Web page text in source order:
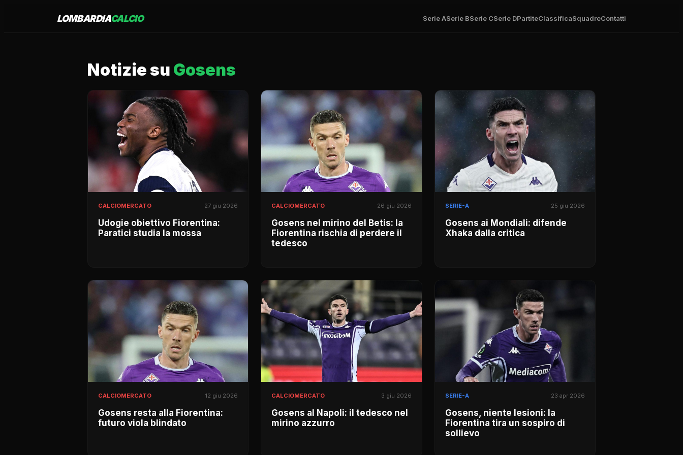
LOMBARDIACALCIO Serie ASerie BSerie CSerie DPartiteClassificaSquadreContatti
Notizie su Gosens
CALCIOMERCATO 27 giu 2026
Udogie obiettivo Fiorentina:
Paratici studia la mossa
CALCIOMERCATO 26 giu 2026
Gosens nel mirino del Betis: la
Fiorentina rischia di perdere il
tedesco
SERIE-A 25 giu 2026
Gosens ai Mondiali: difende
Xhaka dalla critica
CALCIOMERCATO 12 giu 2026
Gosens resta alla Fiorentina:
futuro viola blindato
CALCIOMERCATO 3 giu 2026
Gosens al Napoli: il tedesco nel
mirino azzurro
SERIE-A 23 apr 2026
Gosens, niente lesioni: la
Fiorentina tira un sospiro di
sollievo